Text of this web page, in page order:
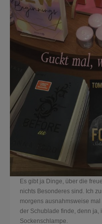
Es gibt ja Dinge, über die
nichts Besonderes sind. Ich
morgens ausnahmsweise
der Schublade finde, denn ja,
Sockenschlampe.